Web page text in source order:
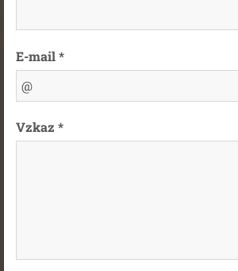
E-mail *
Vzkaz *